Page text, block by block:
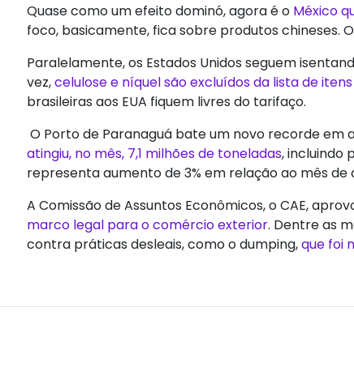
Quase como um efeito dominó, agora é o México
foco, basicamente, fica sobre produtos chineses.
Paralelamente, os Estados Unidos seguem
vez,celulose e níquel são excluídos da lista de
brasileiras aos EUA fiquem livres do tarifaço.
O Porto de Paranaguá bate um novo recorde em
atingiu, no mês, 7,1 milhões de toneladas, incluindo
representa aumento de 3% em relação ao mês
A Comissão de Assuntos Econômicos, o CAE,
marco legal para o comércio exterior. Dentre as
contra práticas desleais, como o dumping,que foi